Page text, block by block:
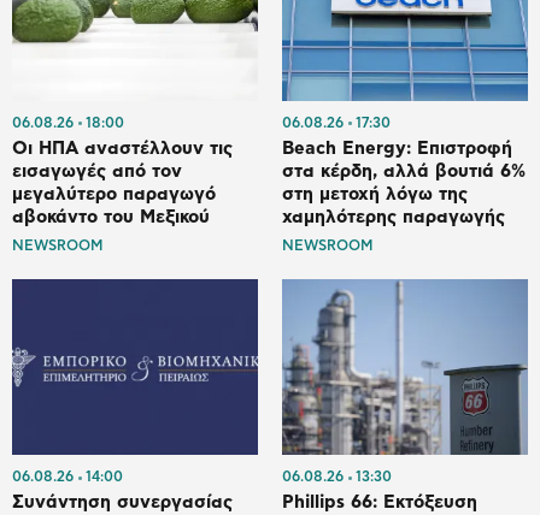
06.08.26 18:00
Οι ΗΠΑ αναστέλλουν τις
εισαγωγές από τον
μεγαλύτερο παραγωγό
αβοκάντο του Μεξικού
NEWSROOM
06.08.26 17:30
Beach Energy: Επιστροφή
στα κέρδη, αλλά βουτιά 6%
στη μετοχή λόγω της
χαμηλότερης παραγωγής
NEWSROOM
06.08.26 14:00
Συνάντηση συνεργασίας
06.08.26 13:30
Phillips 66: Εκτόξευση